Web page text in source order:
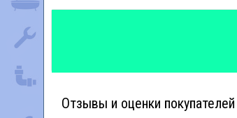
Отзывы и оценки покупателей